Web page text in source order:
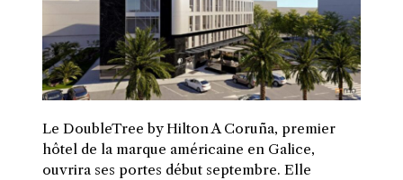
Le DoubleTree by Hilton A Coruña, premier
hôtel de la marque américaine en Galice,
ouvrira ses portes début septembre. Elle